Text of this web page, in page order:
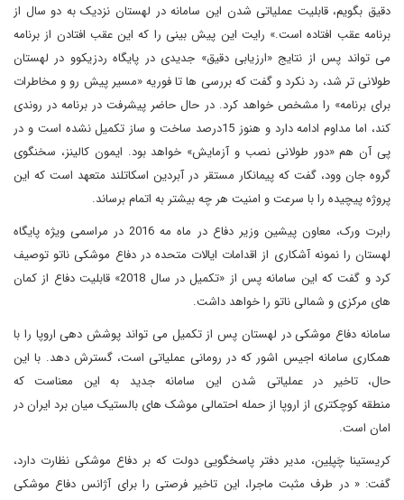
دقیق بگویم، قابلیت عملیاتی شدن این سامانه در لهستان نزدیک به دو سال از
برنامه عقب افتاده است.» رایت این پیش بینی را که این عقب افتادن از برنامه
می تواند پس از نتایج «ارزیابی دقیق» جدیدی در پایگاه ردزیکوو در لهستان
طولانی تر شد، رد نکرد و گفت که بررسی ها تا فوریه «مسیر پیش رو و مخاطرات
برای برنامه» را مشخص خواهد کرد. در حال حاضر پیشرفت در برنامه در روندی
کند، اما مداوم ادامه دارد و هنوز 15درصد ساخت و ساز تکمیل نشده است و در
پی آن هم «دور طولانی نصب و آزمایش» خواهد بود. ایمون کالینز، سخنگوی
گروه جان وود، گفت که پیمانکار مستقر در آبردین اسکاتلند متعهد است که این
پروژه پیچیده را با سرعت و امنیت هر چه بیشتر به اتمام برساند.
رابرت ورک، معاون پیشین وزیر دفاع در ماه مه 2016 در مراسمی ویژه پایگاه
لهستان را نمونه آشکاری از اقدامات ایالات متحده در دفاع موشکی ناتو توصیف
کرد و گفت که این سامانه پس از «تکمیل در سال 2018» قابلیت دفاع از کمان
های مرکزی و شمالی ناتو را خواهد داشت.
سامانه دفاع موشکی در لهستان پس از تکمیل می تواند پوشش دهی اروپا را با
همکاری سامانه اجیس اشور که در رومانی عملیاتی است، گسترش دهد. با این
حال، تاخیر در عملیاتی شدن این سامانه جدید به این معناست که
منطقه کوچکتری از اروپا از حمله احتمالی موشک های بالستیک میان برد ایران در
امان است.
کریستینا چَپلِین، مدیر دفتر پاسخگویی دولت که بر دفاع موشکی نظارت دارد،
گفت: « در طرف مثبت ماجرا، این تاخیر فرصتی را برای آژانس دفاع موشکی